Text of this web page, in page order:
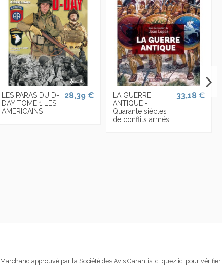
LES PARAS DU D-
DAY TOME 1 LES
AMERICAINS
28,39 €
LA GUERRE
ANTIQUE -
Quarante siècles
de conflits armés
33,18 €
Marchand approuvé par la Société des Avis Garantis, cliquez ici pour vérifier.